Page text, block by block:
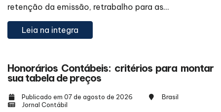
retenção da emissão, retrabalho para as...
Leia na integra
Honorários Contábeis: critérios para montar
sua tabela de preços
Publicado em 07 de agosto de 2026
Brasil
Jornal Contábil